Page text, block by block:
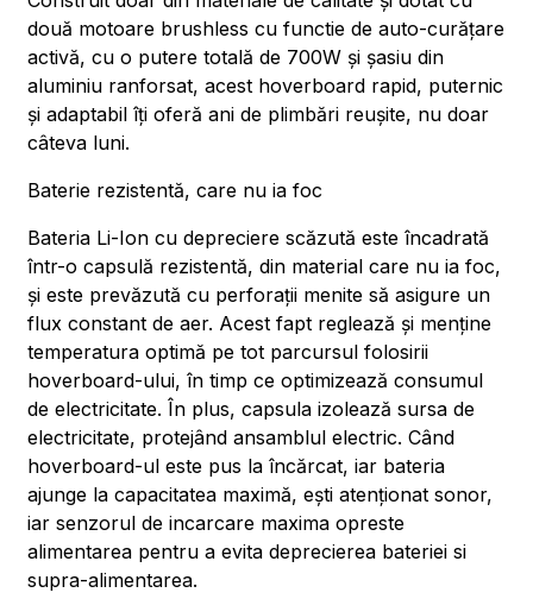
două motoare brushless cu functie de auto-curățare
activă, cu o putere totală de 700W și șasiu din
aluminiu ranforsat, acest hoverboard rapid, puternic
și adaptabil îți oferă ani de plimbări reușite, nu doar
câteva luni.
Baterie rezistentă, care nu ia foc
Bateria Li-Ion cu depreciere scăzută este încadrată
într-o capsulă rezistentă, din material care nu ia foc,
și este prevăzută cu perforații menite să asigure un
flux constant de aer. Acest fapt reglează și menține
temperatura optimă pe tot parcursul folosirii
hoverboard-ului, în timp ce optimizează consumul
de electricitate. În plus, capsula izolează sursa de
electricitate, protejând ansamblul electric. Când
hoverboard-ul este pus la încărcat, iar bateria
ajunge la capacitatea maximă, ești atenționat sonor,
iar senzorul de incarcare maxima opreste
alimentarea pentru a evita deprecierea bateriei si
supra-alimentarea.